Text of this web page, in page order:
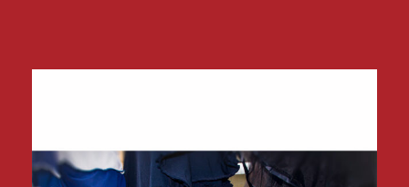
Zapatos del Flamenco